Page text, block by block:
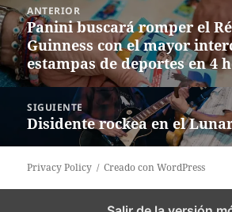
de
entradas
ANTERIOR
Entrada
anterior:
Panini buscará romper el
Guinness con el mayor
estampas de deportes en 4
SIGUIENTE
Siguiente
Disidente rockea en el
Privacy Policy Creado con WordPress